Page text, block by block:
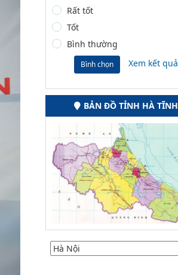
Rất tốt
Tốt
Bình thường
Bình chọn Xem kết quả
BẢN ĐỒ TỈNH HÀ TĨNH